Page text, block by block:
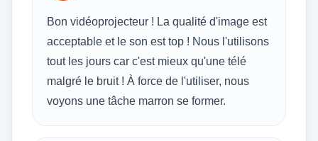
Bon vidéoprojecteur ! La qualité d'image est
acceptable et le son est top ! Nous l'utilisons
tout les jours car c'est mieux qu'une télé
malgré le bruit ! À force de l'utiliser, nous
voyons une tâche marron se former.